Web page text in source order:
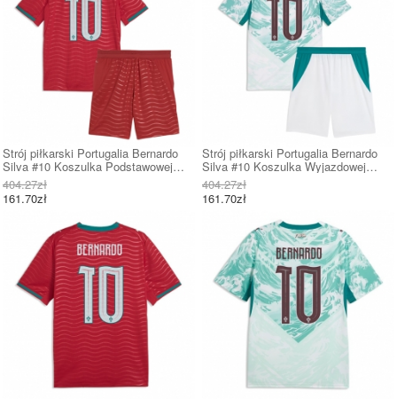
Strój piłkarski Portugalia Bernardo
Silva #10 Koszulka Podstawowej
dziecięce MŚ 2026 Krótki Rękaw (+
Krótkie spodenki)
404.27zł
161.70zł
Strój piłkarski Portugalia Bernardo
Silva #10 Koszulka Wyjazdowej
dziecięce MŚ 2026 Krótki Rękaw (+
Krótkie spodenki)
404.27zł
161.70zł